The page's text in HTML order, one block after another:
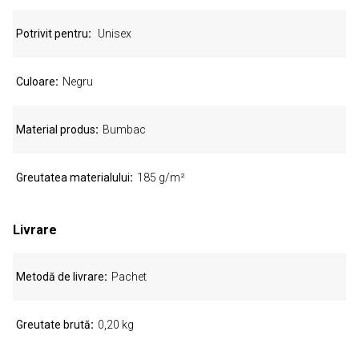
Potrivit pentru Unisex
Culoare Negru
Material produs Bumbac
Greutatea materialului 185 g/m²
Livrare
Metodă de livrare Pachet
Greutate brută 0,20 kg